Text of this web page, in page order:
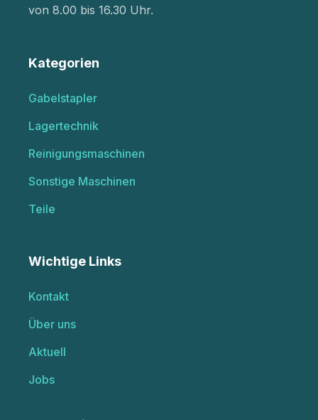
von 8.00 bis 16.30 Uhr.
Kategorien
Gabelstapler
Lagertechnik
Reinigungsmaschinen
Sonstige Maschinen
Teile
Wichtige Links
Kontakt
Über uns
Aktuell
Jobs